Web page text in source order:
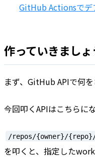
GitHub Actionsでデ
作っていきましょ
まず、GitHub APIで何
今回叩くAPIはこちらにな
/repos/{owner}/
を叩くと、指定した